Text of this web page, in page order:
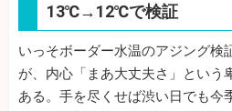
13℃→12℃で検証
いっそボーダー水温のアジング検
が、内心「まあ大丈夫さ」という
ある。手を尽くせば渋い日でも今